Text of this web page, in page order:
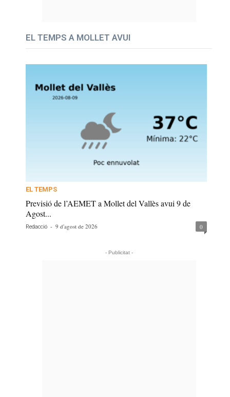
EL TEMPS A MOLLET AVUI
EL TEMPS
Previsió de l’AEMET a Mollet del Vallès avui 9 de
Agost...
Redacció - 9 d'agost de 2026 0
- Publicitat -